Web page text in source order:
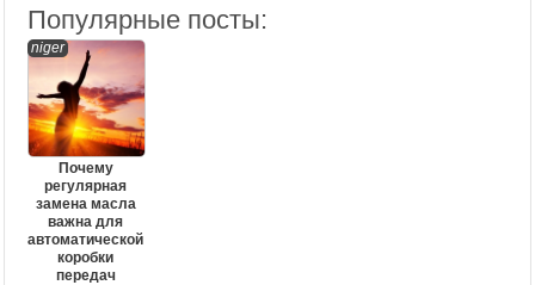
Популярные посты:
niger
Почему
регулярная
замена масла
важна для
автоматической
коробки
передач